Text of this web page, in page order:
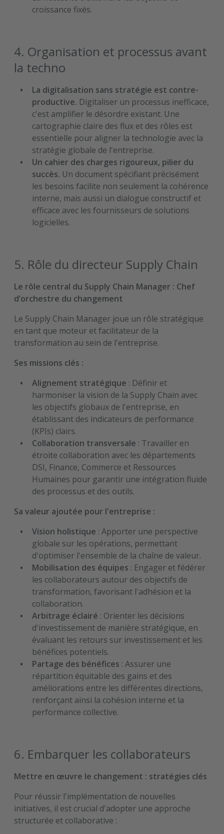
croissance fixés.
4. Organisation et processus avant
la techno
La digitalisation sans stratégie est contre-
productive. Digitaliser un processus inefficace,
c'est amplifier le désordre existant. Une
cartographie claire des flux et des rôles est
essentielle pour aligner la technologie avec la
stratégie globale de l'entreprise.
Un cahier des charges rigoureux, pilier du
succès. Un document spécifiant précisément
les besoins facilite non seulement la cohérence
interne, mais aussi un dialogue constructif et
efficace avec les fournisseurs de solutions
logicielles.
5. Rôle du directeur Supply Chain
Le rôle central du Supply Chain Manager : Chef
d’orchestre du changement
Le Supply Chain Manager joue un rôle stratégique
en tant que moteur et facilitateur de la
transformation au sein de l'entreprise.
Ses missions clés :
Alignement stratégique : Définir et
harmoniser la vision de la Supply Chain avec
les objectifs globaux de l'entreprise, en
établissant des indicateurs de performance
(KPIs) clairs.
Collaboration transversale : Travailler en
étroite collaboration avec les départements
DSI, Finance, Commerce et Ressources
Humaines pour garantir une intégration fluide
des processus et des outils.
Sa valeur ajoutée pour l'entreprise :
Vision holistique : Apporter une perspective
globale sur les opérations, permettant
d'optimiser l'ensemble de la chaîne de valeur.
Mobilisation des équipes : Engager et fédérer
les collaborateurs autour des objectifs de
transformation, favorisant l'adhésion et la
collaboration.
Arbitrage éclairé : Orienter les décisions
d'investissement de manière stratégique, en
évaluant les retours sur investissement et les
bénéfices potentiels.
Partage des bénéfices : Assurer une
répartition équitable des gains et des
améliorations entre les différentes directions,
renforçant ainsi la cohésion interne et la
performance collective.
6. Embarquer les collaborateurs
Mettre en œuvre le changement : stratégies clés
Pour réussir l'implémentation de nouvelles
initiatives, il est crucial d'adopter une approche
structurée et collaborative :